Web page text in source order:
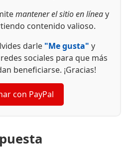
mantener el sitio en líneay
contenido valioso.
darle "Me gusta" y
sociales para que más
beneficiarse. ¡Gracias!
con PayPal